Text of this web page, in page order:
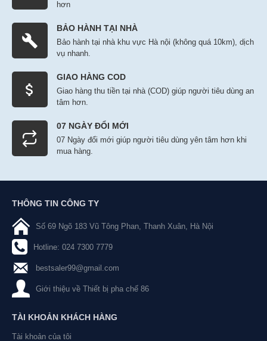
hơn
BẢO HÀNH TẠI NHÀ
Bảo hành tại nhà khu vực Hà nội (không quá 10km), dịch
vụ nhanh.
GIAO HÀNG COD
Giao hàng thu tiền tại nhà (COD) giúp người tiêu dùng an
tâm hơn.
07 NGÀY ĐỔI MỚI
07 Ngày đổi mới giúp người tiêu dùng yên tâm hơn khi
mua hàng.
THÔNG TIN CÔNG TY
Số 69 Ngõ 183 Vũ Tông Phan, Thanh Xuân, Hà Nội
Hotline: 024 7300 7779
bestsaler99@gmail.com
Giới thiệu về Thiết bị pha chế 86
TÀI KHOẢN KHÁCH HÀNG
Tài khoản của tôi